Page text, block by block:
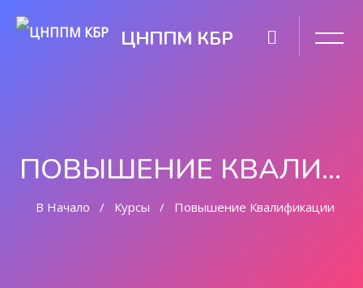
ЦНППМ КБР
ПОВЫШЕНИЕ КВАЛИФИКАЦИИ
В Начало Курсы Повышение Квалификации